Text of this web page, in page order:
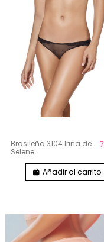
Brasileña 3104 Irina de
Selene
Añadir al carrito